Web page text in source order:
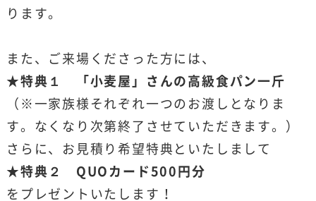
ります。
また、ご来場くださった方には、
★特典１ 「小麦屋」さんの高級食パン一斤
（※一家族様それぞれ一つのお渡しとなりま
す。なくなり次第終了させていただきます。）
さらに、お見積り希望特典といたしまして
★特典２ QUOカード500円分
をプレゼントいたします！